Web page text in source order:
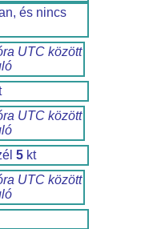
és nincs
UTC között
UTC között
5 kt
UTC között